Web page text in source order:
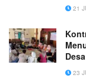
21
23